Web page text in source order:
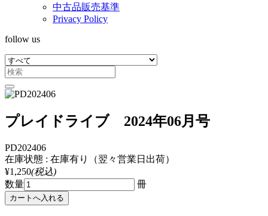
中古品販売基準
Privacy Policy
follow us
プレイドライブ 2024年06月号
PD202406
在庫状態 : 在庫有り（翌々営業日出荷）
¥1,250(税込)
数量
冊